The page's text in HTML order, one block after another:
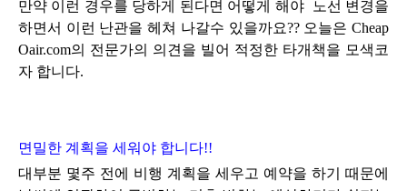
만약 이런 경우를 당하게 된다면 어떻게 해야 노선 변경을
하면서 이런 난관을 헤쳐 나갈수 있을까요?? 오늘은 Cheap
Oair.com의 전문가의 의견을 빌어 적정한 타개책을 모색코
자 합니다.
면밀한 계획을 세워야 합니다!!
대부분 몇주 전에 비행 계획을 세우고 예약을 하기 때문에